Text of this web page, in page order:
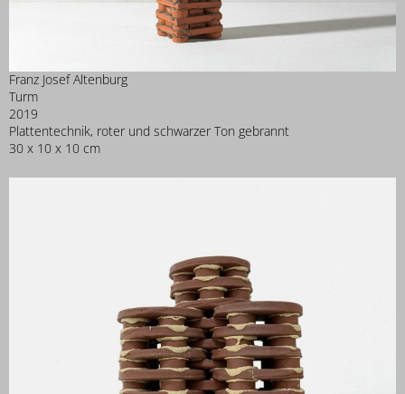
Franz Josef Altenburg
Turm
2019
Plattentechnik, roter und schwarzer Ton gebrannt
30 x 10 x 10 cm